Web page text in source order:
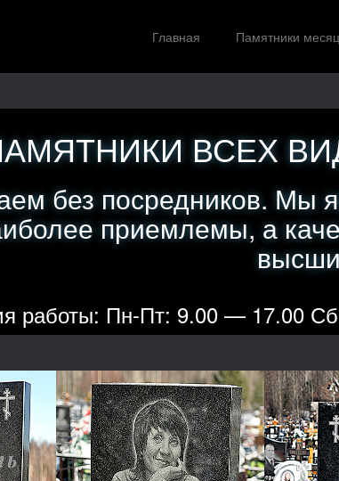
Главная Памятники
ВСЕХ
без посредников. Мы
приемлемы, а
работы: Пн-Пт: 9.00 — 17.00